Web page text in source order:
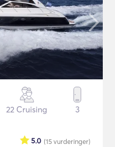
22 Cruising 3
(15vurderinger)
5.0